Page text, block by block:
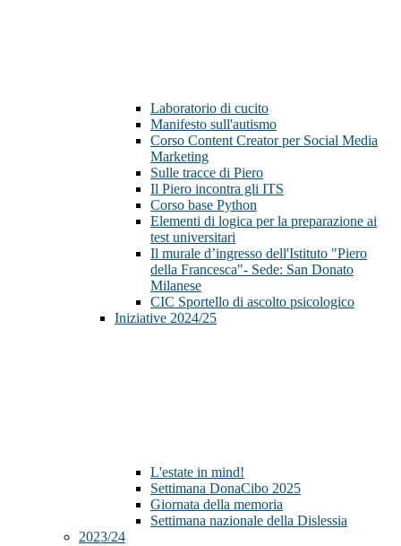
Laboratorio di cucito
Manifesto sull'autismo
Corso Content Creator per Social Media
Marketing
Sulle tracce di Piero
Il Piero incontra gli ITS
Corso base Python
Elementi di logica per la preparazione ai
test universitari
Il murale d’ingresso dell'Istituto "Piero
della Francesca"- Sede: San Donato
Milanese
CIC Sportello di ascolto psicologico
Iniziative 2024/25
L'estate in mind!
Settimana DonaCibo 2025
Giornata della memoria
Settimana nazionale della Dislessia
2023/24